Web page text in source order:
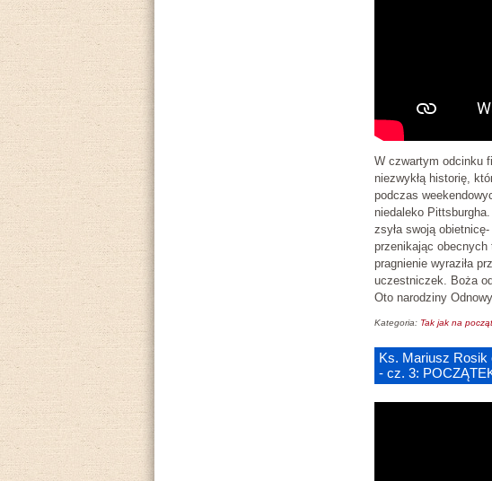
W czwartym odcinku
niezwykłą historię,
podczas
niedaleko
zsyła swoją
przenikając obecnych
pragnienie wyraziła
uczestniczek. Boża
Oto narodziny
Kategoria: Tak jak na
Ks. Mariusz Rosik
- cz. 3: